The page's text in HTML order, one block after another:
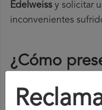
Edelweiss​ y solicitar
inconvenientes
¿Cómo
Para presentar una